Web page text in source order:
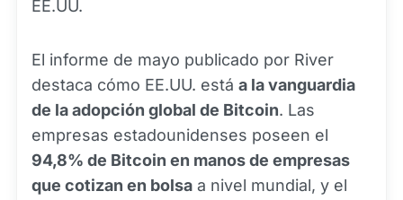
EE.UU.
El informe de mayo publicado por River
destaca cómo EE.UU. está a la vanguardia
de la adopción global de Bitcoin. Las
empresas estadounidenses poseen el
94,8% de Bitcoin en manos de empresas
que cotizan en bolsa a nivel mundial, y el